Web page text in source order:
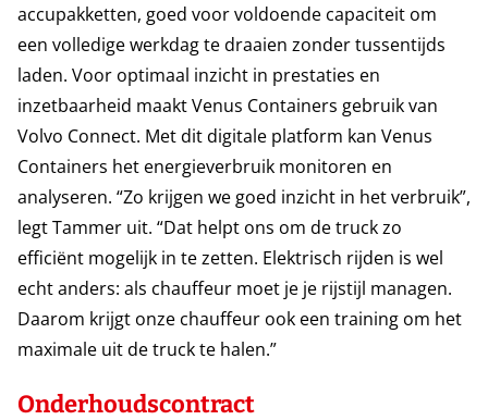
accupakketten, goed voor voldoende capaciteit om
een volledige werkdag te draaien zonder tussentijds
laden. Voor optimaal inzicht in prestaties en
inzetbaarheid maakt Venus Containers gebruik van
Volvo Connect. Met dit digitale platform kan Venus
Containers het energieverbruik monitoren en
analyseren. “Zo krijgen we goed inzicht in het verbruik”,
legt Tammer uit. “Dat helpt ons om de truck zo
efficiënt mogelijk in te zetten. Elektrisch rijden is wel
echt anders: als chauffeur moet je je rijstijl managen.
Daarom krijgt onze chauffeur ook een training om het
maximale uit de truck te halen.”
Onderhoudscontract